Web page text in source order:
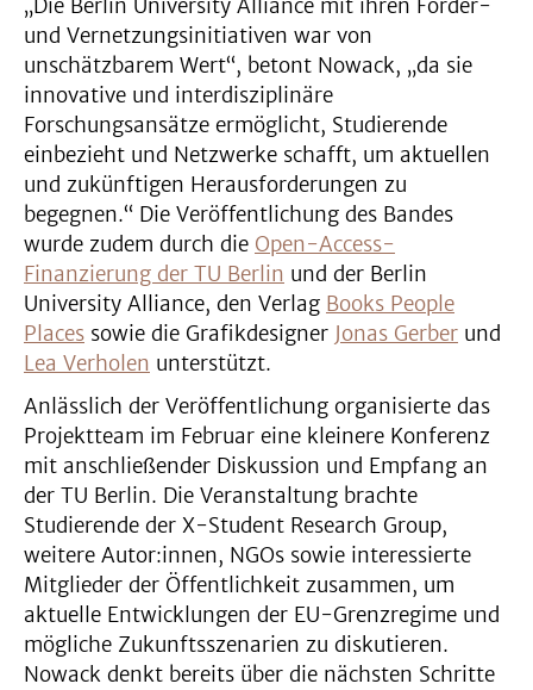
„Die Berlin University Alliance mit ihren Förder-
und Vernetzungsinitiativen war von
unschätzbarem Wert“, betont Nowack, „da sie
innovative und interdisziplinäre
Forschungsansätze ermöglicht, Studierende
einbezieht und Netzwerke schafft, um aktuellen
und zukünftigen Herausforderungen zu
begegnen.“ Die Veröffentlichung des Bandes
wurde zudem durch die Open-Access-
Finanzierung der TU Berlin und der Berlin
University Alliance, den Verlag Books People
Places sowie die Grafikdesigner Jonas Gerber und
Lea Verholen unterstützt.
Anlässlich der Veröffentlichung organisierte das
Projektteam im Februar eine kleinere Konferenz
mit anschließender Diskussion und Empfang an
der TU Berlin. Die Veranstaltung brachte
Studierende der X-Student Research Group,
weitere Autor:innen, NGOs sowie interessierte
Mitglieder der Öffentlichkeit zusammen, um
aktuelle Entwicklungen der EU-Grenzregime und
mögliche Zukunftsszenarien zu diskutieren.
Nowack denkt bereits über die nächsten Schritte